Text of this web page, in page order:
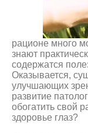
рационе много
знают
содержатся
Оказывается,
улучшающих
развитие
обогатить свой
здоровье глаз?